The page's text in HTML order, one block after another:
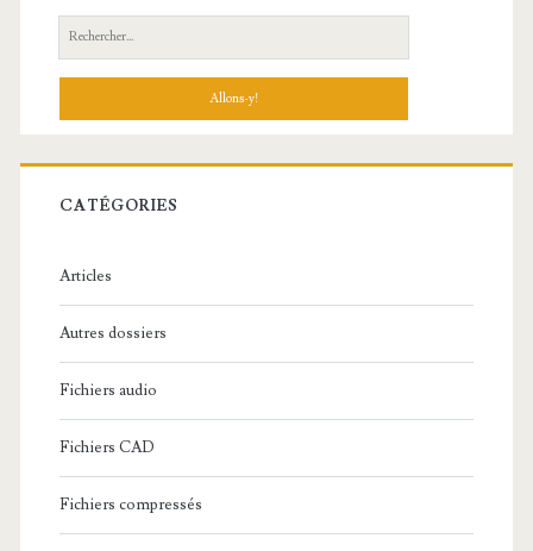
R
e
h
r
c
:
CATÉGORIES
Articles
Autres dossiers
Fichiers audio
Fichiers CAD
Fichiers compressés